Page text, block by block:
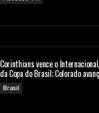
Corinthians vence o
da Copa do Brasil; Colorado
Brasil